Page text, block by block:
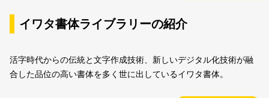
イワタ書体ライブラリーの紹介
活字時代からの伝統と文字作成技術、新しいデジタル化技術が融
合した品位の高い書体を多く世に出しているイワタ書体。